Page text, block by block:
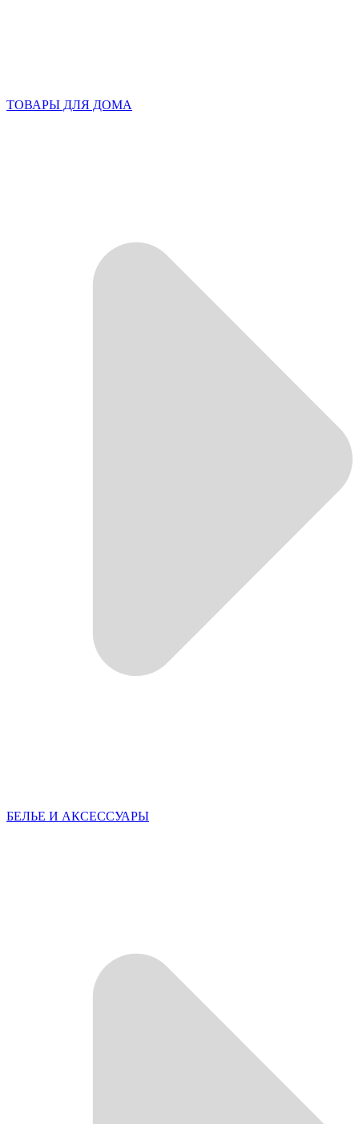
ТОВАРЫ ДЛЯ ДОМА
БЕЛЬЕ И АКСЕССУАРЫ